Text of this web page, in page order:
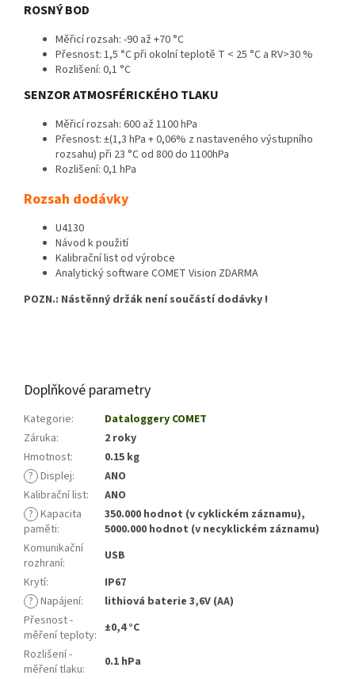
ROSNÝ BOD
Měřicí rozsah: -90 až +70 °C
Přesnost: 1,5 °C při okolní teplotě T < 25 °C a RV>30 %
Rozlišení: 0,1 °C
SENZOR ATMOSFÉRICKÉHO TLAKU
Měřicí rozsah: 600 až 1100 hPa
Přesnost: ±(1,3 hPa + 0,06% z nastaveného výstupního
rozsahu) při 23 °C od 800 do 1100hPa
Rozlišení: 0,1 hPa
Rozsah dodávky
U4130
Návod k použití
Kalibrační list od výrobce
Analytický software COMET Vision ZDARMA
POZN.: Nástěnný držák není součástí dodávky !
Doplňkové parametry
Kategorie:
Dataloggery COMET
Záruka:
2 roky
Hmotnost:
0.15 kg
? Displej:
ANO
Kalibrační list:
ANO
? Kapacita
paměti:
350.000 hodnot (v cyklickém záznamu),
5000.000 hodnot (v necyklickém záznamu)
Komunikační
rozhraní:
USB
Krytí:
IP67
? Napájení:
lithiová baterie 3,6V (AA)
Přesnost -
měření teploty: ±0,4 °C
Rozlišení -
měření tlaku:
0.1 hPa